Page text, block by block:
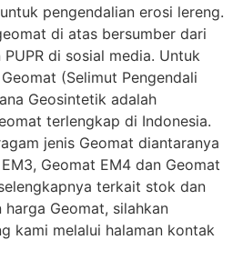
pengendalian erosi lereng.
di atas bersumber dari
di sosial media. Untuk
(Selimut Pengendali
Geosintetik adalah
terlengkap di Indonesia.
jenis Geomat diantaranya
Geomat EM4 dan Geomat
terkait stok dan
Geomat, silahkan
kami melalui halaman kontak